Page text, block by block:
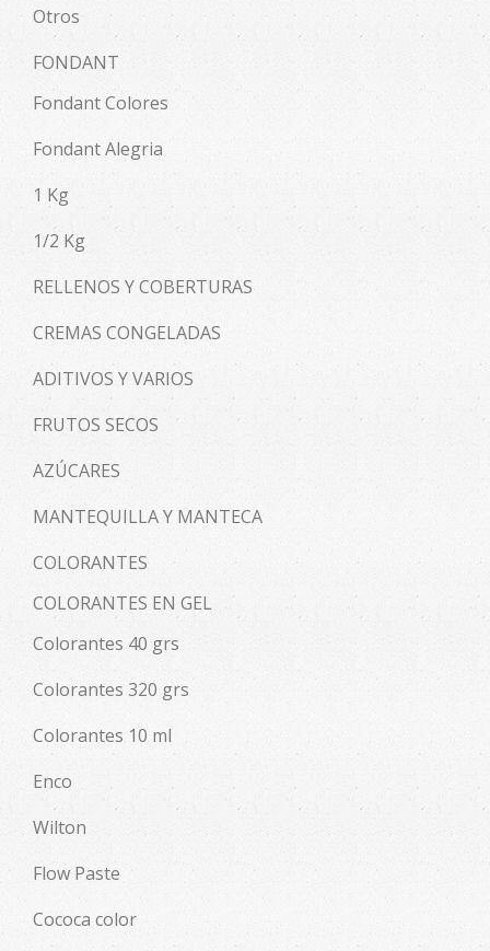
Otros
FONDANT
Fondant Colores
Fondant Alegria
1 Kg
1/2 Kg
RELLENOS Y COBERTURAS
CREMAS CONGELADAS
ADITIVOS Y VARIOS
FRUTOS SECOS
AZÚCARES
MANTEQUILLA Y MANTECA
COLORANTES
COLORANTES EN GEL
Colorantes 40 grs
Colorantes 320 grs
Colorantes 10 ml
Enco
Wilton
Flow Paste
Cococa color